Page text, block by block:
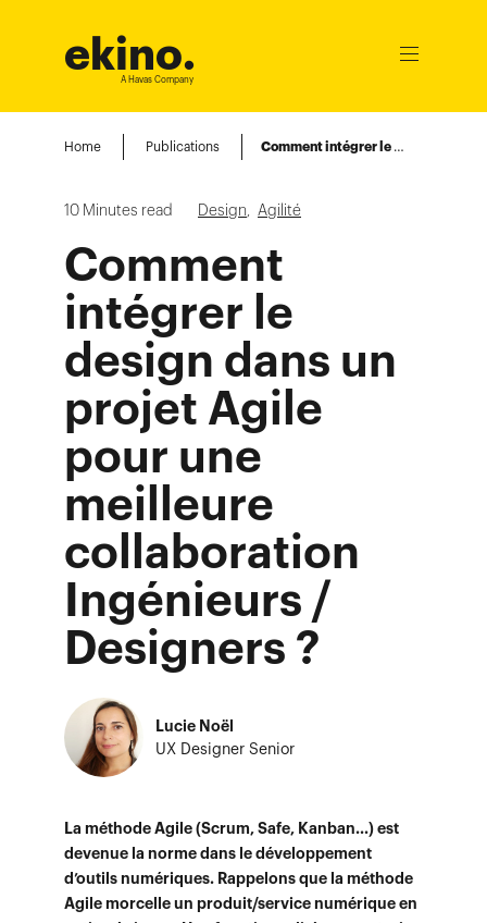
ekino.
A Havas Company
Ouvrir
Home Publications Comment intégrer le design dans un projet Agile pour une meilleure collaboration Ingénieurs / Designers ?
10 Minutes read Design, Agilité
Comment
intégrer le
design dans un
projet Agile
pour une
meilleure
collaboration
Ingénieurs /
Designers ?
La méthode Agile (Scrum, Safe, Kanban...) est
devenue la norme dans le développement
d’outils numériques. Rappelons que la méthode
Agile morcelle un produit/service numérique en
Lucie Noël
UX Designer Senior